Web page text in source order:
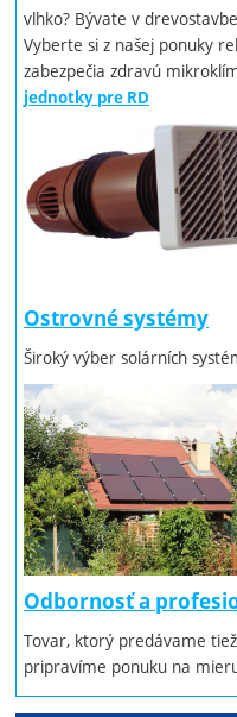
vlhko? Bývate v
Vyberte si z našej ponuky
zabezpečia zdravú
jednotky pre RD
Ostrovné systémy
Široký výber solárních
Odbornosť a
Tovar, ktorý predávame
pripravíme ponuku na